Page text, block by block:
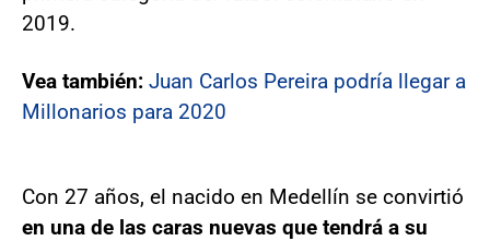
2019.
Vea también: Juan Carlos Pereira podría llegar a
Millonarios para 2020
Con 27 años, el nacido en Medellín se convirtió
en una de las caras nuevas que tendrá a su